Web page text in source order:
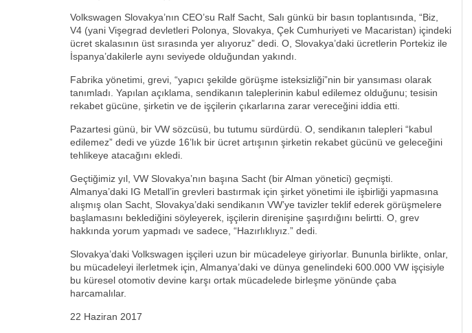
Volkswagen Slovakya’nın CEO’su Ralf Sacht, Salı günkü bir basın toplantısında, “Biz,
V4 (yani Vişegrad devletleri Polonya, Slovakya, Çek Cumhuriyeti ve Macaristan) içindeki
ücret skalasının üst sırasında yer alıyoruz” dedi. O, Slovakya’daki ücretlerin Portekiz ile
İspanya’dakilerle aynı seviyede olduğundan yakındı.
Fabrika yönetimi, grevi, “yapıcı şekilde görüşme isteksizliği”nin bir yansıması olarak
tanımladı. Yapılan açıklama, sendikanın taleplerinin kabul edilemez olduğunu; tesisin
rekabet gücüne, şirketin ve de işçilerin çıkarlarına zarar vereceğini iddia etti.
Pazartesi günü, bir VW sözcüsü, bu tutumu sürdürdü. O, sendikanın talepleri “kabul
edilemez” dedi ve yüzde 16’lık bir ücret artışının şirketin rekabet gücünü ve geleceğini
tehlikeye atacağını ekledi.
Geçtiğimiz yıl, VW Slovakya’nın başına Sacht (bir Alman yönetici) geçmişti.
Almanya’daki IG Metall’in grevleri bastırmak için şirket yönetimi ile işbirliği yapmasına
alışmış olan Sacht, Slovakya’daki sendikanın VW’ye tavizler teklif ederek görüşmelere
başlamasını beklediğini söyleyerek, işçilerin direnişine şaşırdığını belirtti. O, grev
hakkında yorum yapmadı ve sadece, “Hazırlıklıyız.” dedi.
Slovakya’daki Volkswagen işçileri uzun bir mücadeleye giriyorlar. Bununla birlikte, onlar,
bu mücadeleyi ilerletmek için, Almanya’daki ve dünya genelindeki 600.000 VW işçisiyle
bu küresel otomotiv devine karşı ortak mücadelede birleşme yönünde çaba
harcamalılar.
22 Haziran 2017